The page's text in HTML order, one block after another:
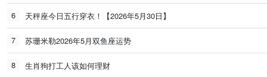
6 天秤座今日五行穿衣！【2026年5月30日】
7 苏珊米勒2026年5月双鱼座运势
8 生肖狗打工人该如何理财